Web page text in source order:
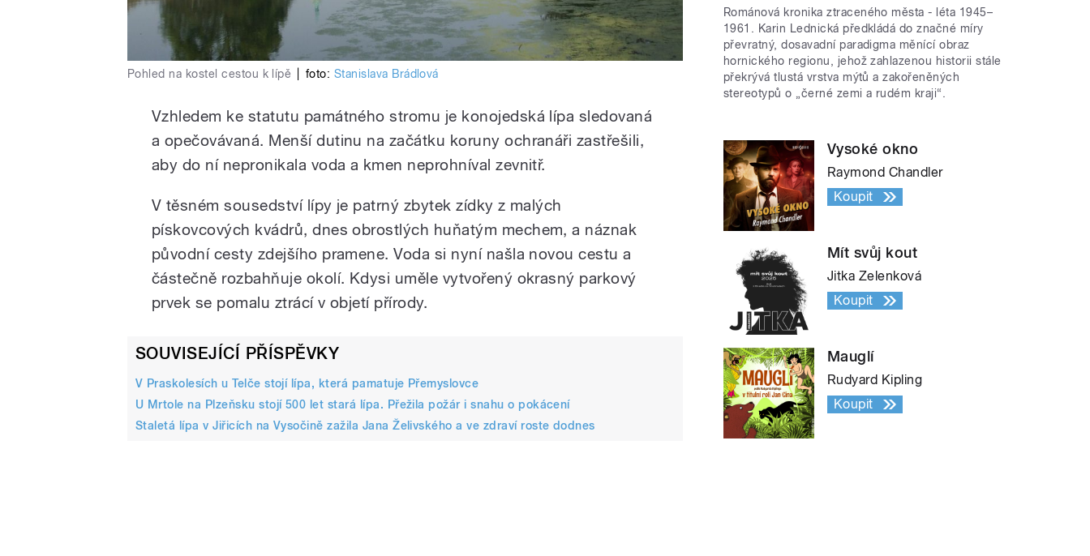
Pohled na kostel cestou k lípě foto: Stanislava Brádlová
Vzhledem ke statutu památného stromu je konojedská lípa sledovaná
a opečovávaná. Menší dutinu na začátku koruny ochranáři zastřešili,
aby do ní nepronikala voda a kmen neprohníval zevnitř.
V těsném sousedství lípy je patrný zbytek zídky z malých
pískovcových kvádrů, dnes obrostlých huňatým mechem, a náznak
původní cesty zdejšího pramene. Voda si nyní našla novou cestu a
částečně rozbahňuje okolí. Kdysi uměle vytvořený okrasný parkový
prvek se pomalu ztrácí v objetí přírody.
SOUVISEJÍCÍ PŘÍSPĚVKY
V Praskolesích u Telče stojí lípa, která pamatuje Přemyslovce
U Mrtole na Plzeňsku stojí 500 let stará lípa. Přežila požár i snahu o pokácení
Staletá lípa v Jiřicích na Vysočině zažila Jana Želivského a ve zdraví roste dodnes
Románová kronika ztraceného města - léta 1945–
1961. Karin Lednická předkládá do značné míry
převratný, dosavadní paradigma měnící obraz
hornického regionu, jehož zahlazenou historii stále
překrývá tlustá vrstva mýtů a zakořeněných
stereotypů o „černé zemi a rudém kraji“.
Vysoké okno
Raymond Chandler
Koupit
Mít svůj kout
Jitka Zelenková
Koupit
Mauglí
Rudyard Kipling
Koupit